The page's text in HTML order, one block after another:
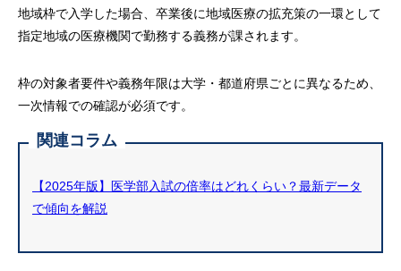
地域枠で入学した場合、卒業後に地域医療の拡充策の一環として
指定地域の医療機関で勤務する義務が課されます。
枠の対象者要件や義務年限は大学・都道府県ごとに異なるため、
一次情報での確認が必須です。
関連コラム
【2025年版】医学部入試の倍率はどれくらい？最新データ
で傾向を解説